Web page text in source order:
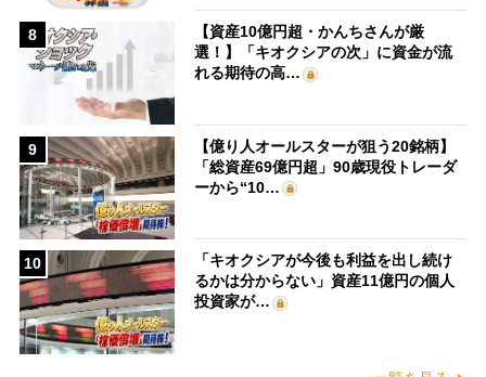
8
【資産10億円超・かんちさんが厳
選！】「キオクシアの次」に資金が流
れる期待の高…
9
【億り人オールスターが狙う20銘柄】
「総資産69億円超」90歳現役トレーダ
ーから“10…
10
「キオクシアが今後も利益を出し続け
るかは分からない」資産11億円の個人
投資家が…